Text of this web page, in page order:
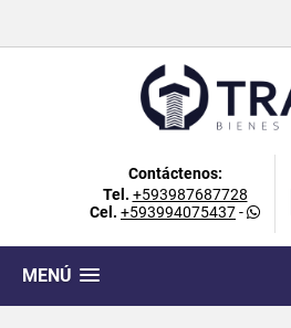
Contáctenos:
Tel. +593987687728
Cel. +593994075437-
MENÚ